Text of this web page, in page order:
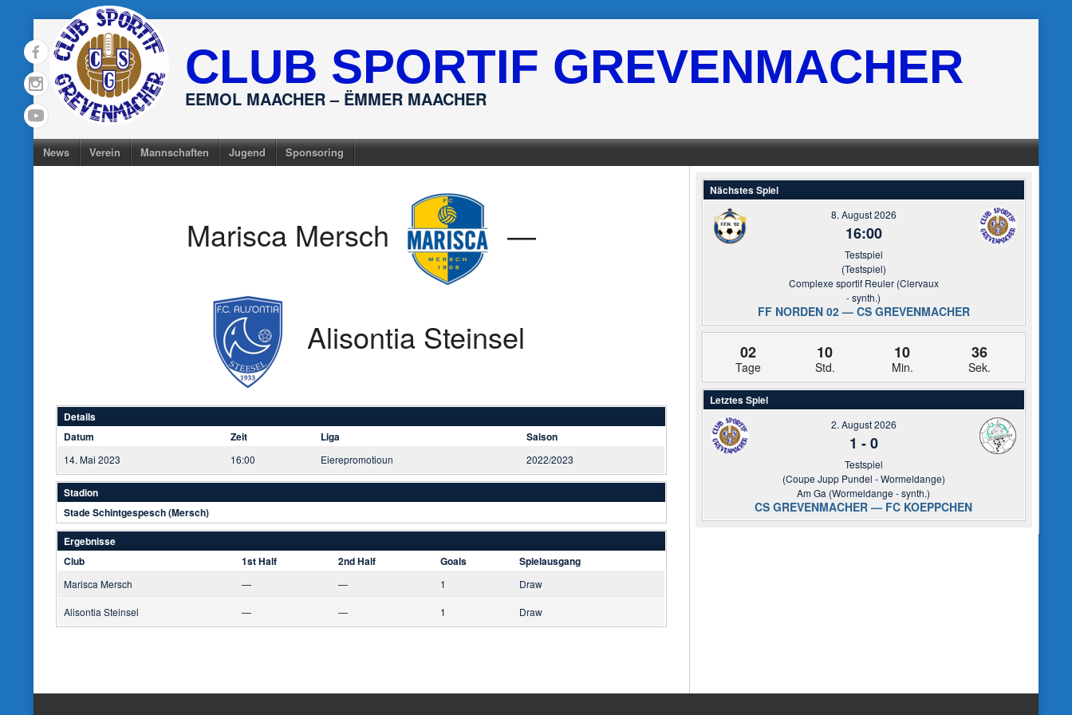
to
content
CLUB SPORTIF GREVENMACHER
EEMOL MAACHER – ËMMER MAACHER
News Verein Mannschaften Jugend Sponsoring
Marisca Mersch —
Alisontia Steinsel
Details
Datum
Zeit Liga Saison
14. Mai 2023 16:00 Eierepromotioun 2022/2023
Stadion
Stade Schintgespesch (Mersch)
Ergebnisse
Club
1st Half 2nd Half Goals Spielausgang
Marisca Mersch — — 1 Draw
Alisontia Steinsel — — 1 Draw
Nächstes Spiel
8. August 2026
16:00
Testspiel
(Testspiel)
Complexe sportif Reuler (Clervaux
- synth.)
FF NORDEN 02 — CS GREVENMACHER
02
Tage
10
Std.
10
Min.
35
Sek.
Letztes Spiel
2. August 2026
1 -0
Testspiel
(Coupe Jupp Pundel - Wormeldange)
Am Ga (Wormeldange - synth.)
CS GREVENMACHER — FC KOEPPCHEN